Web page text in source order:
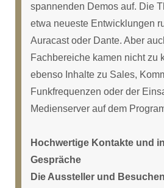
spannenden Demos auf. Die
etwa neueste Entwicklungen
Auracast oder Dante. Aber
Fachbereiche kamen nicht zu
ebenso Inhalte zu Sales,
Funkfrequenzen oder der
Medienserver auf dem
Hochwertige Kontakte und
Gespräche
Die Aussteller und